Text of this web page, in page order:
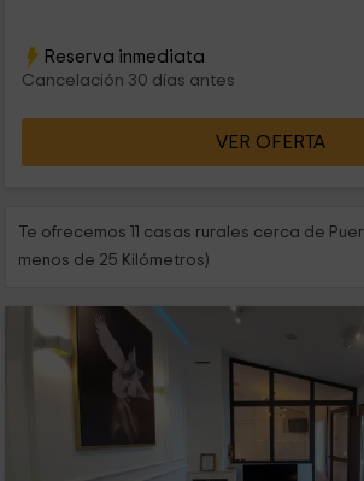
Reserva inmediata
Cancelación 30 días antes
VER OFERTA
Te ofrecemos 11 casas rurales cerca de
menos de 25 Kilómetros)